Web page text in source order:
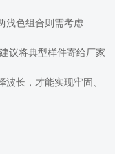
浅色组合则需考虑
议将典型样件寄给厂家
长，才能实现牢固、